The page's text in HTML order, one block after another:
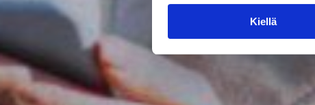
Kiellä